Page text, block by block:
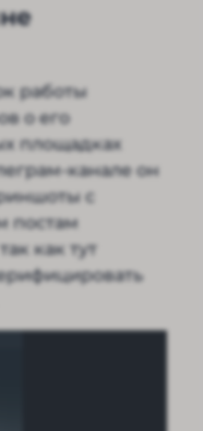
работы
о его
площадках
канале он
с
постам
как тут